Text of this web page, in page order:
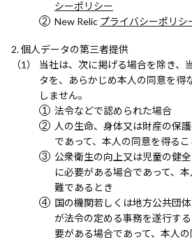
シーポリシー
New Relic プライバシーポリシ
個人データの第三者提供
当社は、次に掲げる場合を除き、
タを、あらかじめ本人の同意を得
しません。
法令などで認められた場合
人の生命、身体又は財産の保
であって、本人の同意を得る
公衆衛生の向上又は児童の健
に必要がある場合であって、
難であるとき
国の機関若しくは地方公共団
が法令の定める事務を遂行す
要がある場合であって、本人